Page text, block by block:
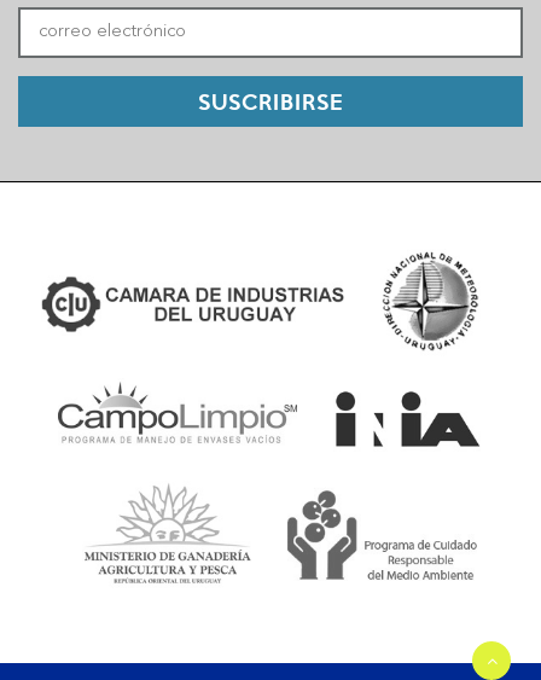
SUSCRIBIRSE